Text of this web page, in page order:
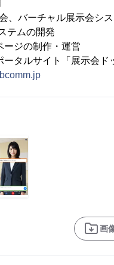
、バーチャル展示会シ
の開発
制作・運営
イト「展示会ドッ
画